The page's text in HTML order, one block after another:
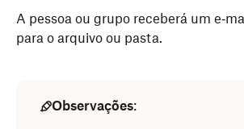
A pessoa ou grupo receberá um
para o arquivo ou pasta.
Arquivos (Windows) ou no Finder
Ao lado da pasta ou arquivo que
Observações: